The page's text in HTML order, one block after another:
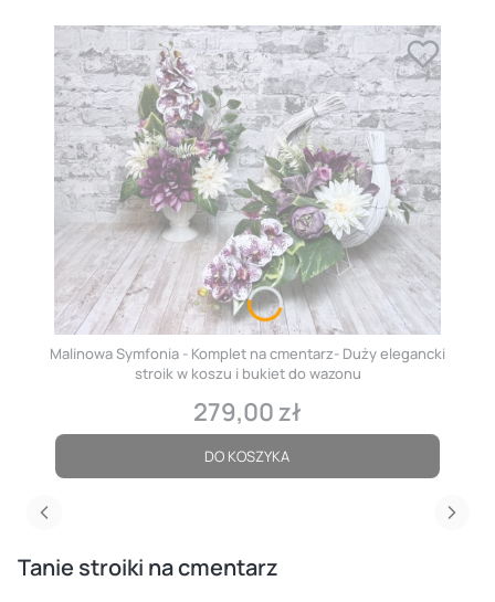
Malinowa Symfonia - Komplet na cmentarz- Duży elegancki
stroik w koszu i bukiet do wazonu
Cena
279,00 zł
DO KOSZYKA
Tanie stroiki na cmentarz